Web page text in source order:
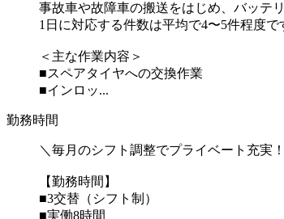
事故車や故障車の搬送をはじめ、バッテ
1日に対応する件数は平均で4〜5件程度で
＜主な作業内容＞
■スペアタイヤへの交換作業
■インロッ...
勤務時間
＼毎月のシフト調整でプライベート充実
【勤務時間】
■3交替（シフト制）
■実働8時間